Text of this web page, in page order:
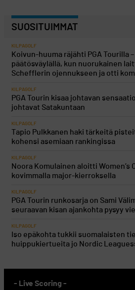
SUOSITUIMMAT
KILPAGOLF
Koivun-huuma räjähti PGA Tourilla
päätösväylällä, kun nuorukainen
Schefflerin ojennukseen ja otti
KILPAGOLF
PGA Tourin kisaa johtavan
johtavat Satakuntaan
KILPAGOLF
Tapio Pulkkanen haki tärkeitä
kohensi asemiaan rankingissa
KILPAGOLF
Noora Komulainen aloitti Women’s
kovimmalla major-kierroksella
KILPAGOLF
PGA Tourin runkosarja on Sami
seuraavan kisan ajankohta pysyy
KILPAGOLF
Iso epäkohta tukkii suomalaisten
huippukiertueita jo Nordic
- Live Scoring -